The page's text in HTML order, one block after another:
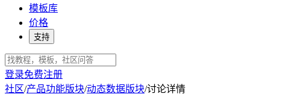
模板库
价格
支持
登录免费注册
社区/产品功能版块/动态数据版块/讨论详情